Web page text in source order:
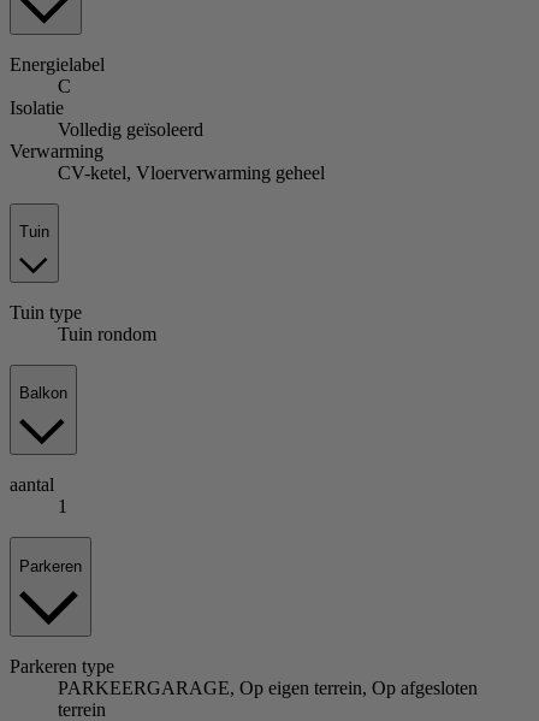
Energielabel
C
Isolatie
Volledig geïsoleerd
Verwarming
CV-ketel, Vloerverwarming geheel
Tuin
Tuin type
Tuin rondom
Balkon
aantal
1
Parkeren
Parkeren type
PARKEERGARAGE, Op eigen terrein, Op afgesloten
terrein